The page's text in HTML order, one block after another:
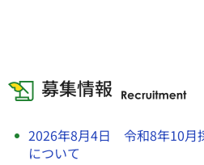
募集情報
2026年8月4日 令和8年10月
について